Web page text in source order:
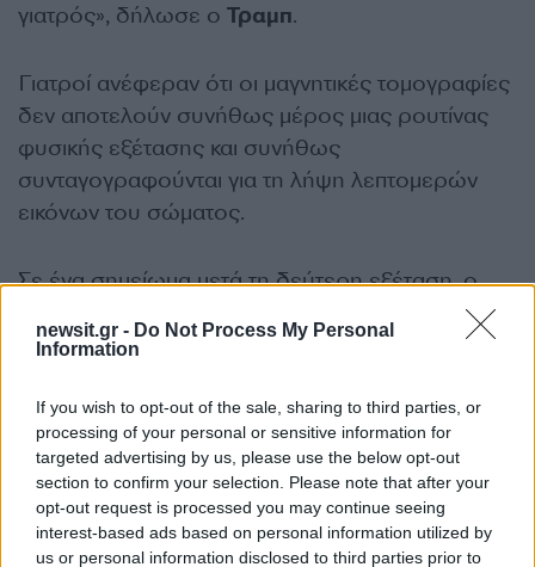
newsit.gr - Do Not Process My Personal
Information
If you wish to opt-out of the sale, sharing to third parties, or
processing of your personal or sensitive information for
targeted advertising by us, please use the below opt-out
section to confirm your selection. Please note that after your
opt-out request is processed you may continue seeing
interest-based ads based on personal information utilized by
us or personal information disclosed to third parties prior to
γιατρός», δήλωσε ο Τραμπ.
Γιατροί ανέφεραν ότι οι μαγνητικές τομογραφίες
δεν αποτελούν συνήθως μέρος μιας ρουτίνας
φυσικής εξέτασης και συνήθως
συνταγογραφούνται για τη λήψη λεπτομερών
εικόνων του σώματος.
Σε ένα σημείωμα μετά τη δεύτερη εξέταση, ο
ανέφερε ότι η καρδιακή ηλικία
του Προέδρου – ένα επικυρωμένο μέτρο της
διαπιστώθηκε ότι είναι περίπου 14 χρόνια
νεότερη από τη χρονολογική του ηλικία .
ΟΤραμπέχει επίσης δεχτεί ερωτήσεις μετά από
περιστατικά όπου φάνηκε να κοιμάται κατά τη